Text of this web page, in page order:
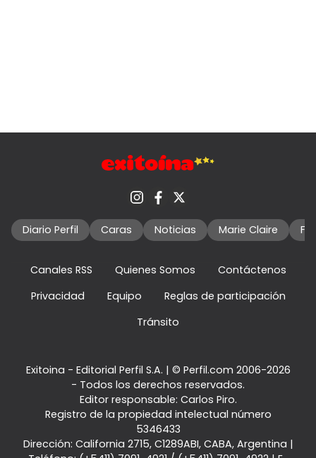
Diario Perfil Caras Noticias Marie Claire
Canales RSS Quienes Somos
Contáctenos
Privacidad
Equipo
Reglas de participación
Tránsito
Exitoina - Editorial Perfil S.A. | © Perfil.com 2006-2026
- Todos los derechos reservados.
Editor responsable: Carlos Piro.
Registro de la propiedad intelectual número
5346433
Dirección: California 2715, C1289ABI, CABA, Argentina |